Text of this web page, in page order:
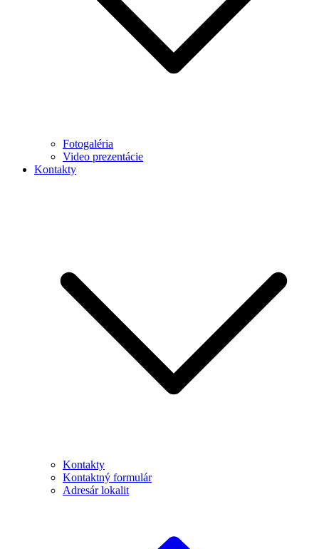
Fotogaléria
Video prezentácie
Kontakty
Kontakty
Kontaktný formulár
Adresár lokalit